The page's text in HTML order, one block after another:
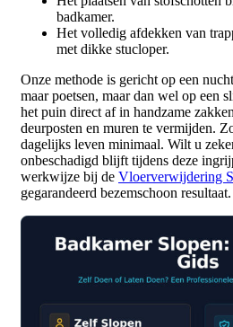
badkamer.
Het volledig afdekken van
met dikke stucloper.
Onze methode is gericht op een
maar poetsen, maar dan wel op een
het puin direct af in handzame
deurposten en muren te vermijden.
dagelijks leven minimaal. Wilt u
onbeschadigd blijft tijdens deze
werkwijze bij de Vloerverwijdering
gegarandeerd bezemschoon resultaat.